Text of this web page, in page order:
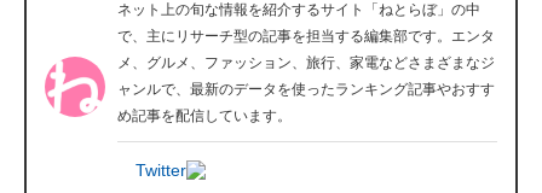
電子設計の基本と応用
エネルギーの専門メディア
ちょっと気になるネットの話題
ネット上の旬な情報を紹介するサイト「ねとらぼ」の中
で、主にリサーチ型の記事を担当する編集部です。エンタ
メ、グルメ、ファッション、旅行、家電などさまざまなジ
ャンルで、最新のデータを使ったランキング記事やおすす
め記事を配信しています。
Twitter